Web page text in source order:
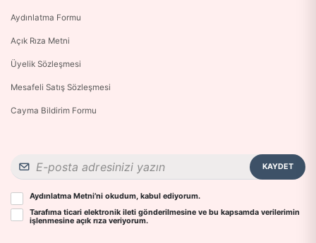
Aydınlatma Formu
Açık Rıza Metni
Üyelik Sözleşmesi
Mesafeli Satış Sözleşmesi
Cayma Bildirim Formu
KAYDET
Aydınlatma Metni’ni okudum, kabul ediyorum.
Tarafıma ticari elektronik ileti gönderilmesine ve bu kapsamda verilerimin
işlenmesine açık rıza veriyorum.